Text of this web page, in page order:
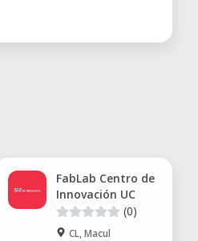
FabLab Centro de
Innovación UC
(0)
CL, Macul